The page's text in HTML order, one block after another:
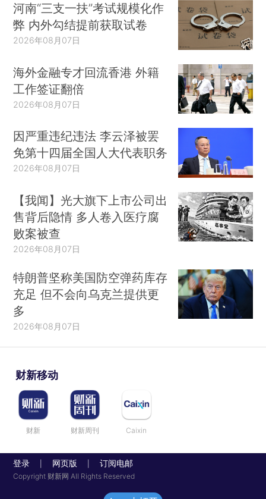
河南“三支一扶”考试规模化作
弊 内外勾结提前获取试卷
2026年08月07日
海外金融专才回流香港 外籍
工作签证翻倍
2026年08月07日
因严重违纪违法 李云泽被罢
免第十四届全国人大代表职务
2026年08月07日
【我闻】光大旗下上市公司出
售背后隐情 多人卷入医疗腐
败案被查
2026年08月07日
特朗普坚称美国防空弹药库存
充足 但不会向乌克兰提供更
多
2026年08月07日
财新移动
财新 财新周刊 Caixin
登录 网页版 订阅电邮
Copyright 财新网 All Rights Reserved